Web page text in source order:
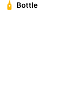
Bottle